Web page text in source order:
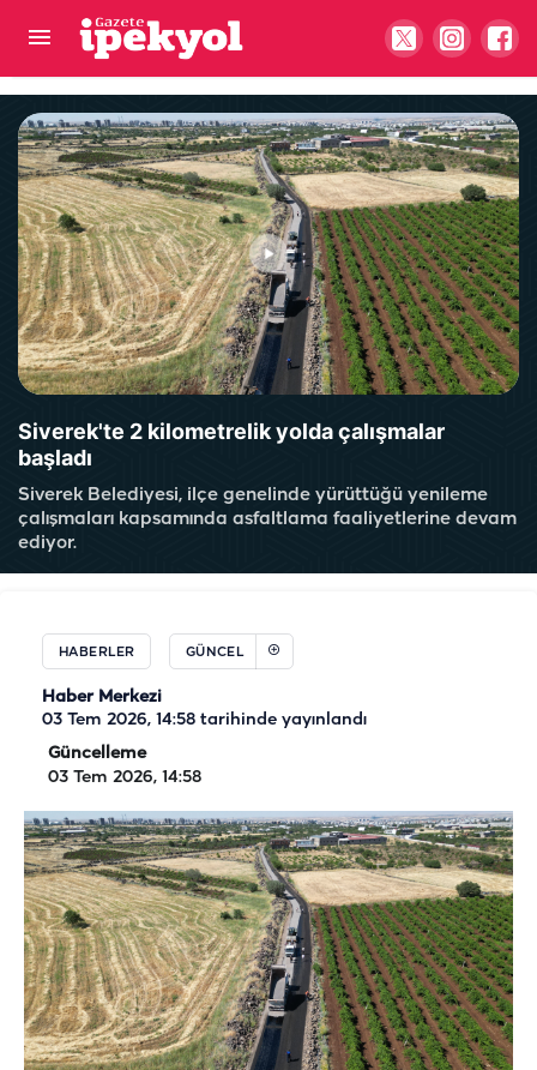
Siverek'te 2 kilometrelik yolda çalışmalar
başladı
Siverek Belediyesi, ilçe genelinde yürüttüğü yenileme
çalışmaları kapsamında asfaltlama faaliyetlerine devam
ediyor.
HABERLER GÜNCEL
Haber Merkezi
03 Tem 2026, 14:58 tarihinde yayınlandı
Güncelleme
03 Tem 2026, 14:58
Karaköprü yeni tesislerle şekilleniyor